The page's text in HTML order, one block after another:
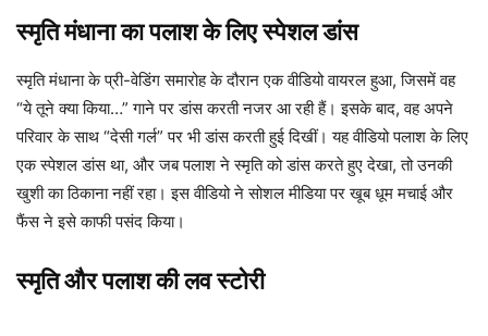
स्मृति मंधाना का पलाश के लिए स्पेशल डांस
स्मृति मंधाना के प्री-वेडिंग समारोह के दौरान एक वीडियो वायरल हुआ, जिसमें वह
“ये तूने क्या किया…” गाने पर डांस करती नजर आ रही हैं। इसके बाद, वह अपने
परिवार के साथ “देसी गर्ल” पर भी डांस करती हुई दिखीं। यह वीडियो पलाश के लिए
एक स्पेशल डांस था, और जब पलाश ने स्मृति को डांस करते हुए देखा, तो उनकी
खुशी का ठिकाना नहीं रहा। इस वीडियो ने सोशल मीडिया पर खूब धूम मचाई और
फैंस ने इसे काफी पसंद किया।
स्मृति और पलाश की लव स्टोरी